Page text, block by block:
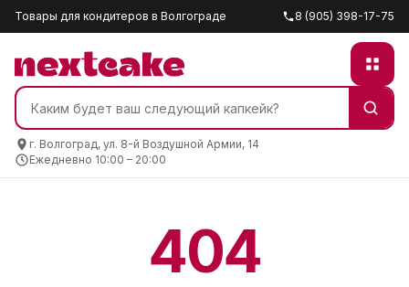
Товары для кондитеров в Волгограде 8 (905) 398-17-75
г. Волгоград, ул. 8-й Воздушной Армии, 14
Ежедневно 10:00 – 20:00
404